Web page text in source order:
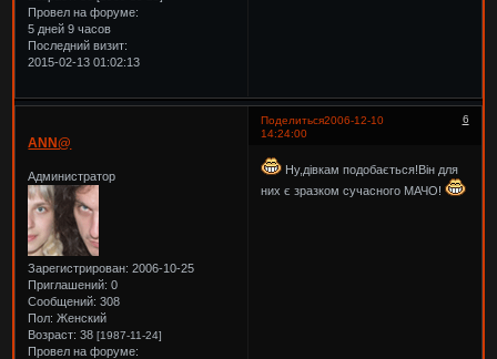
Провел на форуме:
5 дней 9 часов
Последний визит:
2015-02-13 01:02:13
Поделиться 6
2006-12-10
14:24:00
ANN@
Администратор
Зарегистрирован: 2006-10-25
Приглашений: 0
Сообщений: 308
Пол: Женский
Возраст: 38[1987-11-24]
Провел на форуме:
Ну,дівкам подобається!Він для
них є зразком сучасного МАЧО!